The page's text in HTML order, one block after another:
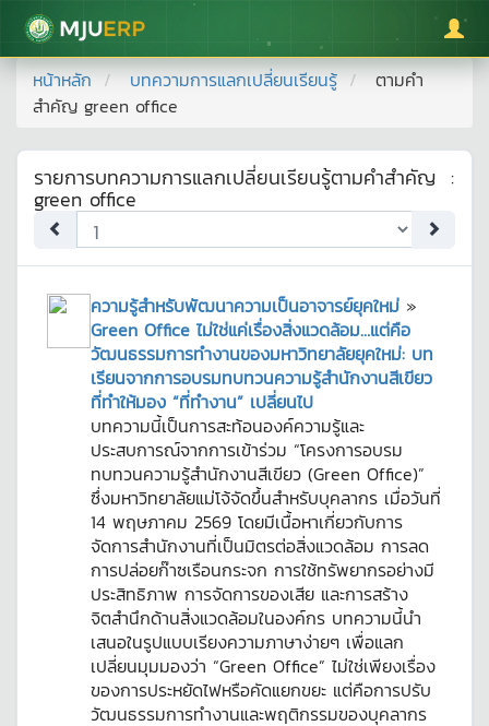
มหาวิทยาลัยแม่โจ้
หน้าหลัก บทความการแลกเปลี่ยนเรียนรู้
ตามคำ
สำคัญ green office
รายการบทความการแลกเปลี่ยนเรียนรู้ตามคำสำคัญ :
green office
ความรู้สำหรับพัฒนาความเป็นอาจารย์ยุคใหม่ »
Green Office ไม่ใช่แค่เรื่องสิ่งแวดล้อม…แต่คือ
วัฒนธรรมการทำงานของมหาวิทยาลัยยุคใหม่: บท
เรียนจากการอบรมทบทวนความรู้สำนักงานสีเขียว
ที่ทำให้มอง “ที่ทำงาน” เปลี่ยนไป
บทความนี้เป็นการสะท้อนองค์ความรู้และ
ประสบการณ์จากการเข้าร่วม “โครงการอบรม
ทบทวนความรู้สำนักงานสีเขียว (Green Office)”
ซึ่งมหาวิทยาลัยแม่โจ้จัดขึ้นสำหรับบุคลากร เมื่อวันที่
14 พฤษภาคม 2569 โดยมีเนื้อหาเกี่ยวกับการ
จัดการสำนักงานที่เป็นมิตรต่อสิ่งแวดล้อม การลด
การปล่อยก๊าซเรือนกระจก การใช้ทรัพยากรอย่างมี
ประสิทธิภาพ การจัดการของเสีย และการสร้าง
จิตสำนึกด้านสิ่งแวดล้อมในองค์กร บทความนี้นำ
เสนอในรูปแบบเรียงความภาษาง่ายๆ เพื่อแลก
เปลี่ยนมุมมองว่า “Green Office” ไม่ใช่เพียงเรื่อง
ของการประหยัดไฟหรือคัดแยกขยะ แต่คือการปรับ
วัฒนธรรมการทำงานและพฤติกรรมของบุคลากร